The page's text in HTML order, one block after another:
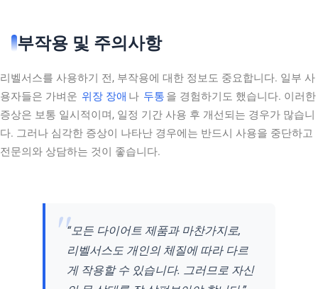
부작용 및 주의사항
리벨서스를 사용하기 전, 부작용에 대한 정보도 중요합니다. 일부 사
용자들은 가벼운 위장 장애 나 두통 을 경험하기도 했습니다. 이러한
증상은 보통 일시적이며, 일정 기간 사용 후 개선되는 경우가 많습니
다. 그러나 심각한 증상이 나타난 경우에는 반드시 사용을 중단하고
전문의와 상담하는 것이 좋습니다.
“모든 다이어트 제품과 마찬가지로,
리벨서스도 개인의 체질에 따라 다르
게 작용할 수 있습니다. 그러므로 자신